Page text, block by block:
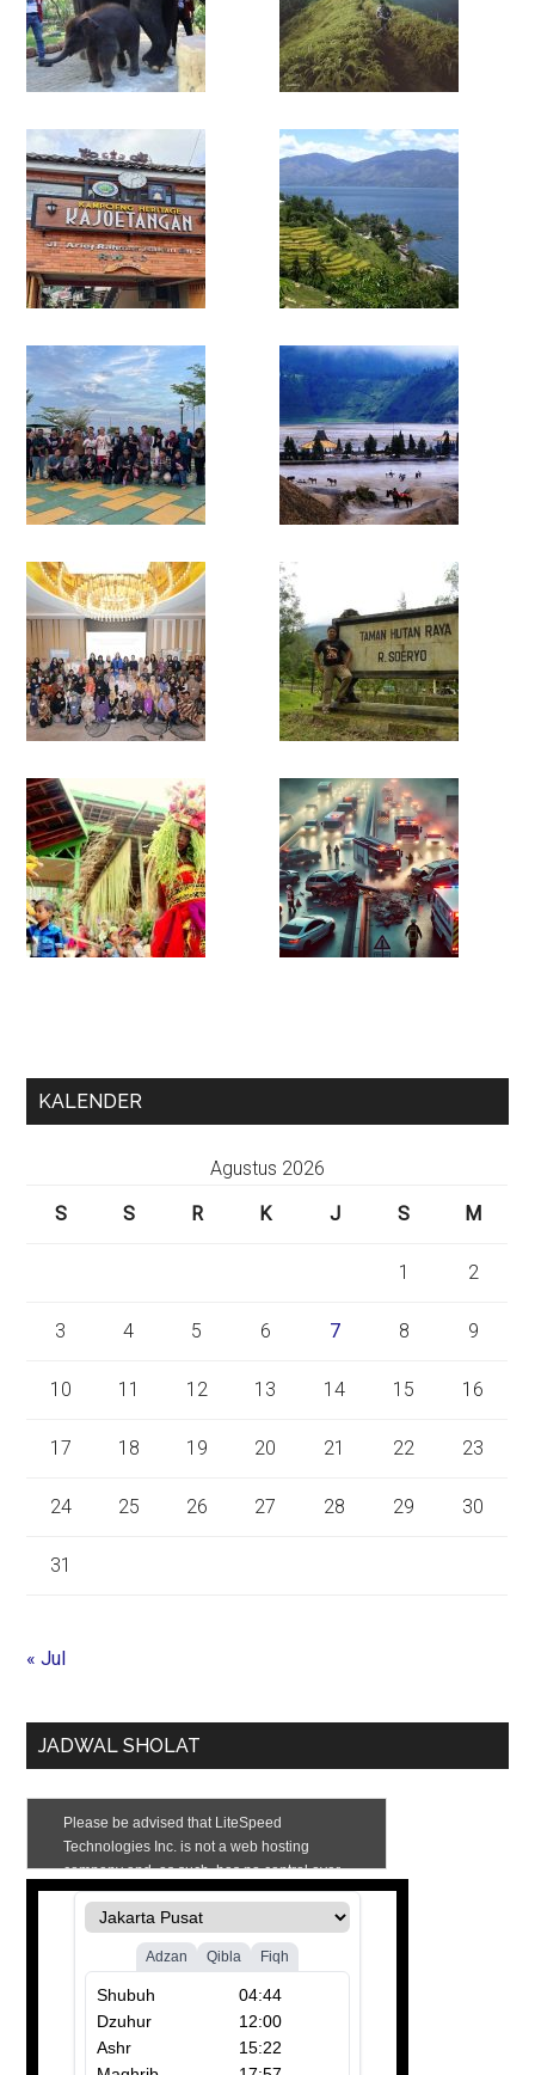
KALENDER
Agustus 2026
S
S R K J S M
1 2
3 4 5 6 7 8 9
10 11 12 13 14 15 16
17 18 19 20 21 22 23
24 25 26 27 28 29 30
31
« Jul
JADWAL SHOLAT